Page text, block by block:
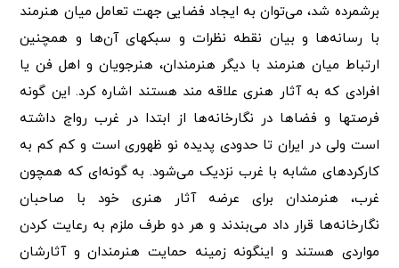
برشمرده شد، می‌توان به ایجاد فضایی جهت تعامل میان هنرمند
با رسانه‌ها و بیان نقطه نظرات و سبکهای آن‌ها و همچنین
ارتباط میان هنرمند با دیگر هنرمندان، هنرجویان و اهل فن یا
افرادی که به آثار هنری علاقه مند هستند اشاره کرد. این گونه
فرصتها و فضاها در نگارخانه‌ها از ابتدا در غرب رواج داشته
است ولی در ایران تا حدودی پدیده نو ظهوری است و کم کم به
کارکردهای مشابه با غرب نزدیک می‌شود. به گونه‌ای که همچون
غرب، هنرمندان برای عرضه آثار هنری خود با صاحبان
نگارخانه‌ها قرار داد می‌بندند و هر دو طرف ملزم به رعایت کردن
مواردی هستند و اینگونه زمینه حمایت هنرمندان و آثارشان